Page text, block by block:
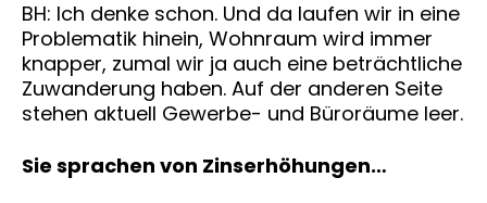
BH: Ich denke schon. Und da laufen wir in eine
Problematik hinein, Wohnraum wird immer
knapper, zumal wir ja auch eine beträchtliche
Zuwanderung haben. Auf der anderen Seite
stehen aktuell Gewerbe- und Büroräume leer.
Sie sprachen von Zinserhöhungen…